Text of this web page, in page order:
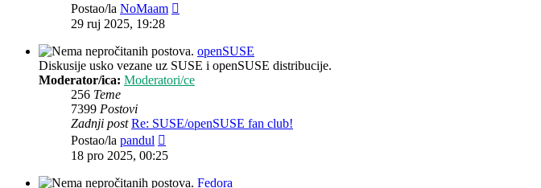
Postao/la NoMaam
29 ruj 2025, 19:28
openSUSE
Diskusije usko vezane uz SUSE i openSUSE distribucije.
Moderator/ica: Moderatori/ce
256 Teme
7399 Postovi
Zadnji post Re: SUSE/openSUSE fan club!
Postao/la pandul
post
18 pro 2025, 00:25
Fedora